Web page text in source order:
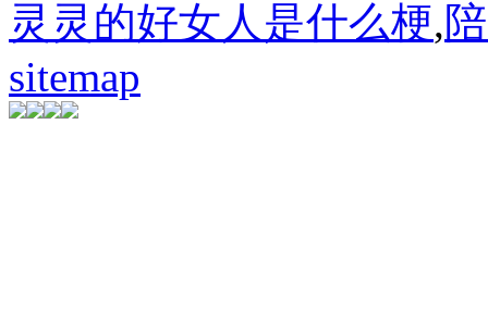
灵灵的好女人是什么梗,
sitemap